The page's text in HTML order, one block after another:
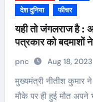
देश दुनिया
फीचर
यही तो जंगलराज है :
पत्रकार को बदमाशों ने
pnc Aug 18, 2023
मुख्यमंत्री नीतीश कुमार ने जताया दुख, कार्रवाई के दिए निर्देश
मौके पर ही हुई मौत अपने